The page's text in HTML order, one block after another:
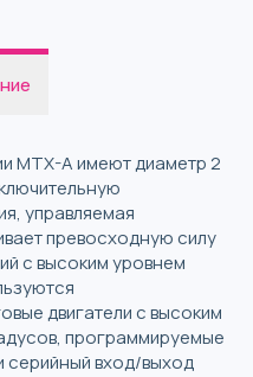
MTX-A имеют диаметр 2
управляемая
превосходную силу
с высоким уровнем
двигатели с высоким
программируемые
серийный вход/выход